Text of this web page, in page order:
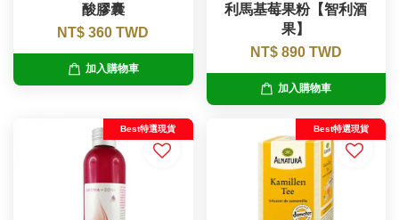
酸膠囊
NT$ 360 TWD
加入購物車
利馬基莓果粉【智利酒
果】
NT$ 890 TWD
加入購物車
Best特選現貨 Best特選現貨